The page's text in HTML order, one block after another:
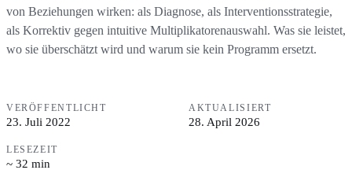
von Beziehungen wirken: als Diagnose, als Interventionsstrategie,
als Korrektiv gegen intuitive Multiplikatorenauswahl. Was sie leistet,
wo sie überschätzt wird und warum sie kein Programm ersetzt.
VERÖFFENTLICHT
23. Juli 2022
AKTUALISIERT
28. April 2026
LESEZEIT
~ 32 min